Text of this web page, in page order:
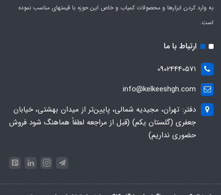
به وارد کردن ابزارها و محصولات کمیاب و خاص این حوزه با قیمتهای مناسب نموده
است.
ارتباط با ما
09024440571
info@kelkeeshgh.com
دفتر: تهران، مجیدیه شمالی، پایین‌تر از میدان بهشتی، خیابان
جعفری (گلستان یکم) (قبل از مراجعه لطفاً هماهنگ شود فروش
حضوری نداریم)